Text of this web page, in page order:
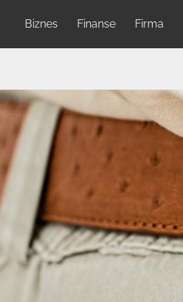
Biznes Finanse Firma